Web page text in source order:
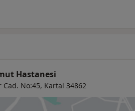
Hastanesi
No:45, Kartal 34862